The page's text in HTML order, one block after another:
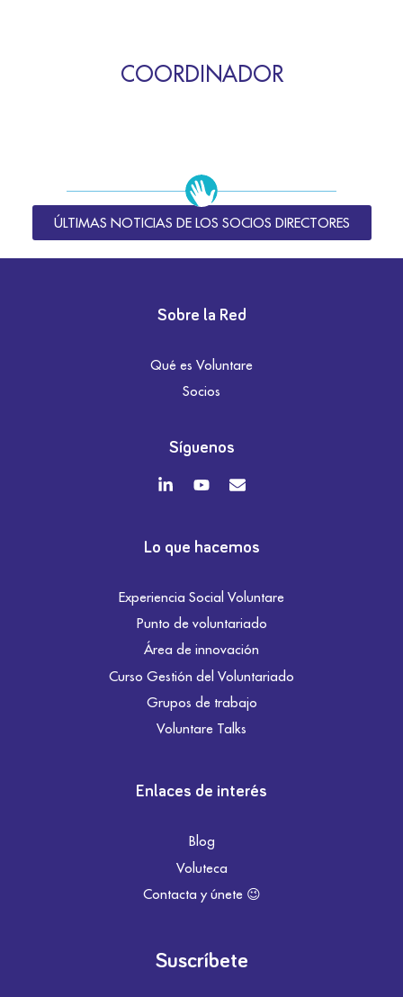
COORDINADOR
ÚLTIMAS NOTICIAS DE LOS SOCIOS DIRECTORES
Sobre la Red
Qué es Voluntare
Socios
Síguenos
Lo que hacemos
Experiencia Social Voluntare
Punto de voluntariado
Área de innovación
Curso Gestión del Voluntariado
Grupos de trabajo
Voluntare Talks
Enlaces de interés
Blog
Voluteca
Contacta y únete 😉
Suscríbete